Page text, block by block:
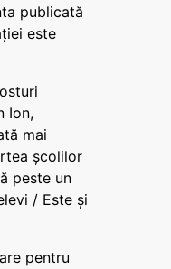
publicată
este
Ion,
mai
școlilor
peste un
/ Este și
pentru